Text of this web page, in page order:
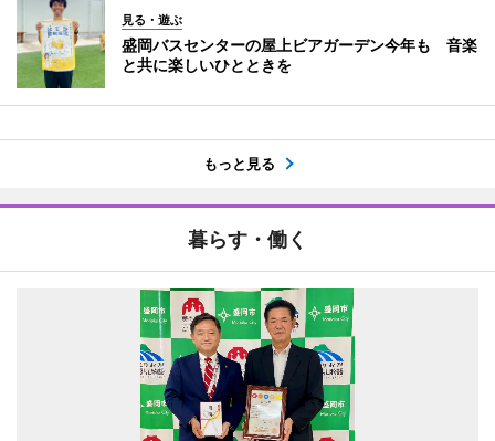
見る・遊ぶ
盛岡バスセンターの屋上ビアガーデン今年も 音楽
と共に楽しいひとときを
もっと見る
暮らす・働く